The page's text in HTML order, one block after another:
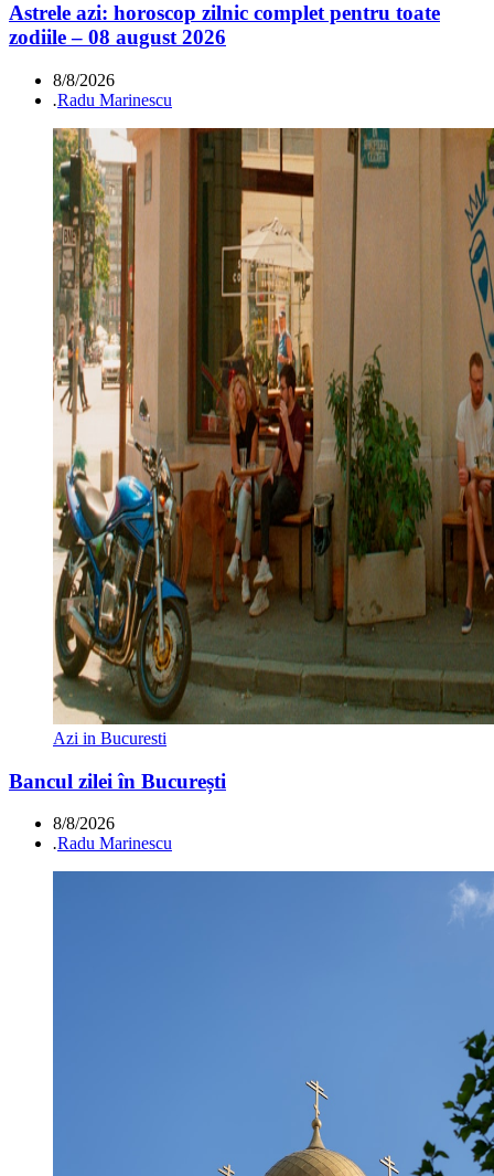
Astrele azi: horoscop zilnic complet pentru toate
zodiile – 08 august 2026
8/8/2026
.Radu Marinescu
Azi in Bucuresti
Bancul zilei în București
8/8/2026
.Radu Marinescu